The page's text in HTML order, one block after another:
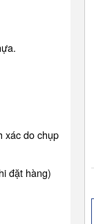
xác do chụp
đặt hàng)